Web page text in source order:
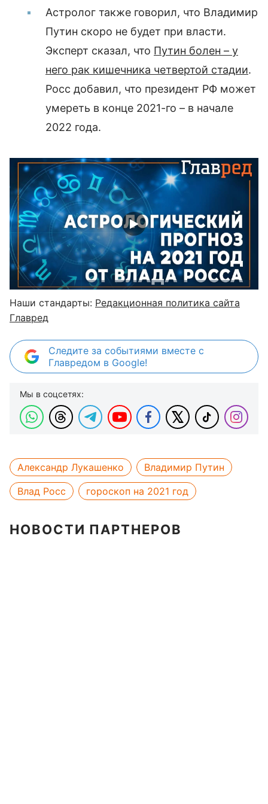
Астролог также говорил, что Владимир
Путин скоро не будет при власти.
Эксперт сказал, что Путин болен – у
него рак кишечника четвертой стадии.
Росс добавил, что президент РФ может
умереть в конце 2021-го – в начале
2022 года.
Наши стандарты: Редакционная политика сайта
Главред
Следите за событиями вместе с
Главредом в Google!
Мы в соцсетях:
Александр Лукашенко
Владимир Путин
Влад Росс
гороскоп на 2021 год
НОВОСТИ ПАРТНЕРОВ